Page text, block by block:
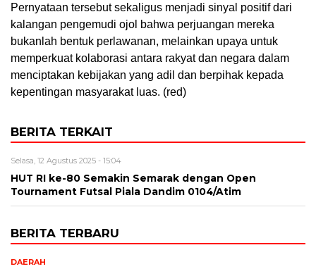
Pernyataan tersebut sekaligus menjadi sinyal positif dari
kalangan pengemudi ojol bahwa perjuangan mereka
bukanlah bentuk perlawanan, melainkan upaya untuk
memperkuat kolaborasi antara rakyat dan negara dalam
menciptakan kebijakan yang adil dan berpihak kepada
kepentingan masyarakat luas. (red)
BERITA TERKAIT
Selasa, 12 Agustus 2025 - 15:04
HUT RI ke-80 Semakin Semarak dengan Open
Tournament Futsal Piala Dandim 0104/Atim
BERITA TERBARU
DAERAH